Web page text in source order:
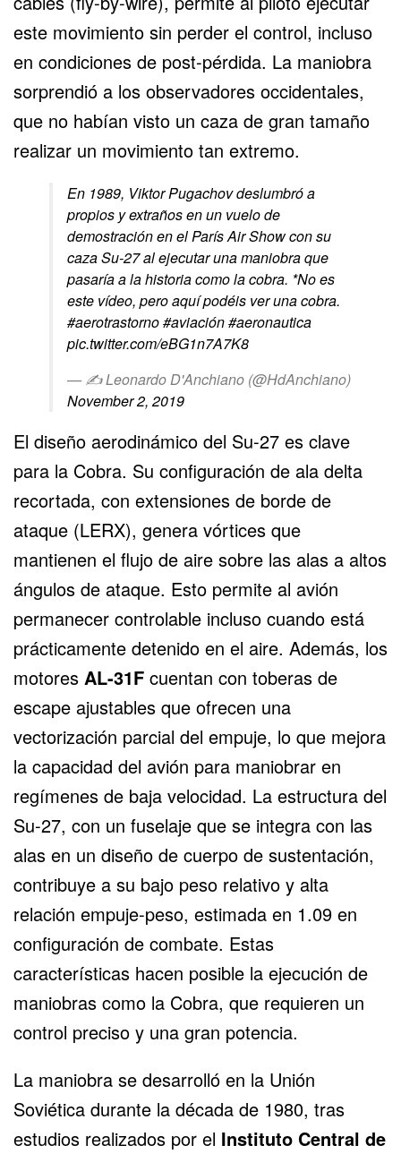
este movimiento sin perder el control, incluso
en condiciones de post-pérdida. La maniobra
sorprendió a los observadores occidentales,
que no habían visto un caza de gran tamaño
realizar un movimiento tan extremo.
En 1989, Viktor Pugachov deslumbró a
propios y extraños en un vuelo de
demostración en el París Air Show con su
caza Su-27 al ejecutar una maniobra que
pasaría a la historia como la cobra. *No es
este vídeo, pero aquí podéis ver una cobra.
#aerotrastorno#aviación#aeronautica
pic.twitter.com/eBG1n7A7K8
— ✍️ Leonardo D'Anchiano (@HdAnchiano)
November 2, 2019
El diseño aerodinámico del Su-27 es clave
para la Cobra. Su configuración de ala delta
recortada, con extensiones de borde de
ataque (LERX), genera vórtices que
mantienen el flujo de aire sobre las alas a altos
ángulos de ataque. Esto permite al avión
permanecer controlable incluso cuando está
prácticamente detenido en el aire. Además, los
motores AL-31F cuentan con toberas de
escape ajustables que ofrecen una
vectorización parcial del empuje, lo que mejora
la capacidad del avión para maniobrar en
regímenes de baja velocidad. La estructura del
Su-27, con un fuselaje que se integra con las
alas en un diseño de cuerpo de sustentación,
contribuye a su bajo peso relativo y alta
relación empuje-peso, estimada en 1.09 en
configuración de combate. Estas
características hacen posible la ejecución de
maniobras como la Cobra, que requieren un
control preciso y una gran potencia.
La maniobra se desarrolló en la Unión
Soviética durante la década de 1980, tras
estudios realizados por el Instituto Central de